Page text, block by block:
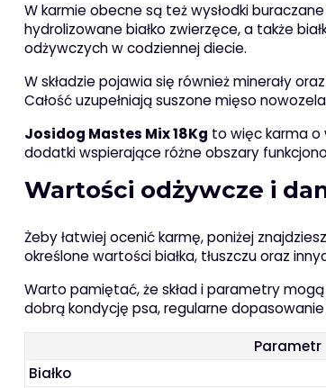
W karmie obecne są też wysłodki
hydrolizowane białko zwierzęce, a także
odżywczych w codziennej diecie.
W składzie pojawia się również minerały
Całość uzupełniają suszone mięso
Josidog Mastes Mix 18Kg to więc karma o
dodatki wspierające różne obszary
Wartości odżywcze i
Żeby łatwiej ocenić karmę, poniżej
określone wartości białka, tłuszczu oraz
Warto pamiętać, że skład i parametry
dobrą kondycję psa, regularne
Parametr
Białko